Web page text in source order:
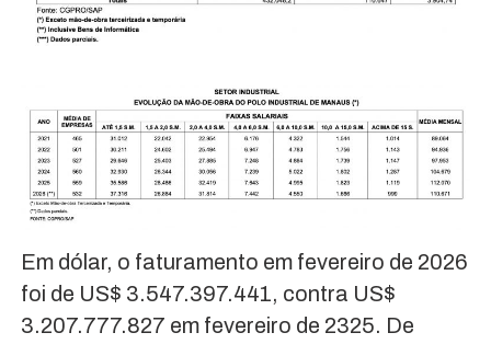
Em dólar, o faturamento em fevereiro de 2026
foi de US$ 3.547.397.441, contra US$
3.207.777.827 em fevereiro de 2325. De